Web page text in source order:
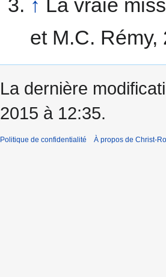
↑ La vraie
et M.C. Rémy,
La dernière
2015 à 12:35.
Politique de confidentialité À propos de Christ-